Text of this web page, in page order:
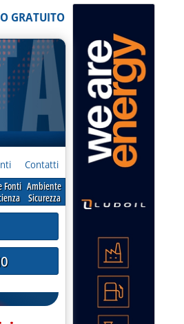
GRATUITO
Contatti
Fonti Ambiente
Sicurezza